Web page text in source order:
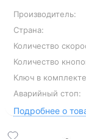
Производитель:
Страна:
Количество
Количество
Ключ в
Аварийный стоп:
Подробнее о